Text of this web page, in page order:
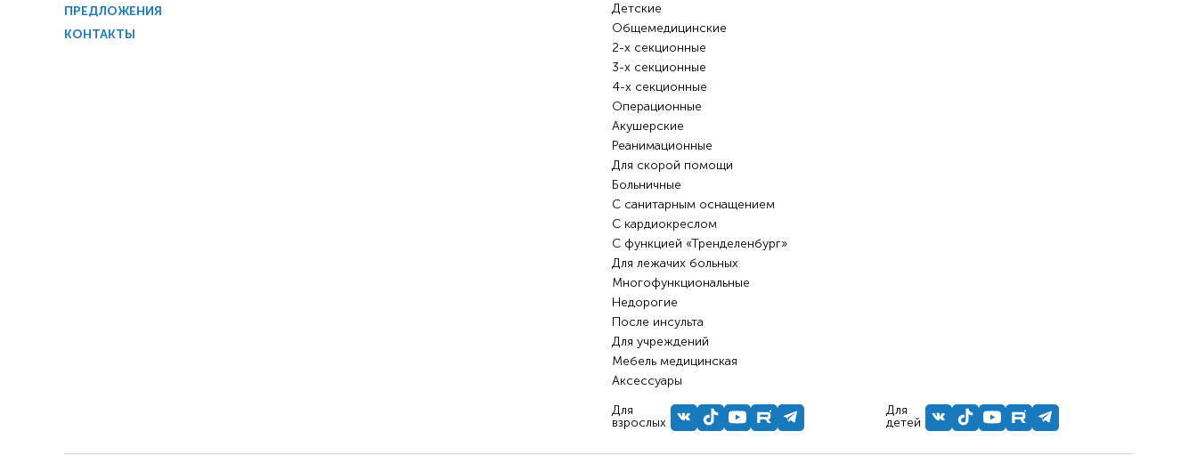
ПРЕДЛОЖЕНИЯ
КОНТАКТЫ
Детские
Общемедицинские
2-х секционные
3-х секционные
4-х секционные
Операционные
Акушерские
Реанимационные
Для скорой помощи
Больничные
С санитарным оснащением
С кардиокреслом
С функцией «Тренделенбург»
Для лежачих больных
Многофункциональные
Недорогие
После инсульта
Для учреждений
Мебель медицинская
Аксессуары
Для
взрослых
Для
детей